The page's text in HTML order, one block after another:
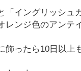
「イングリッシュ
レンジ色のアンテ
飾ったら10日以上